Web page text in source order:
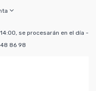
se procesarán en el día -
86 98